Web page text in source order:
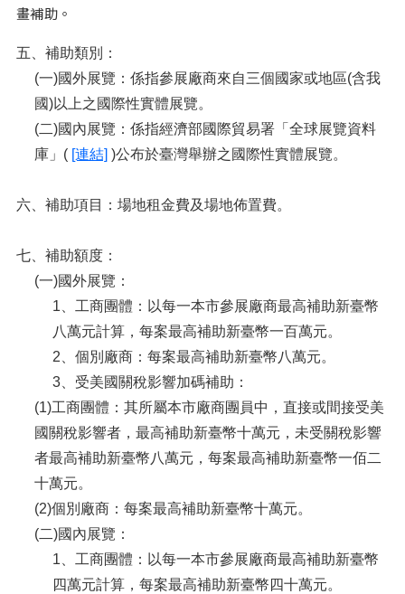
畫補助。
五、補助類別：
(一)國外展覽：係指參展廠商來自三個國家或地區(含我
國)以上之國際性實體展覽。
(二)國內展覽：係指經濟部國際貿易署「全球展覽資料
庫」( [連結] )公布於臺灣舉辦之國際性實體展覽。
六、補助項目：場地租金費及場地佈置費。
七、補助額度：
(一)國外展覽：
1、工商團體：以每一本市參展廠商最高補助新臺幣
八萬元計算，每案最高補助新臺幣一百萬元。
2、個別廠商：每案最高補助新臺幣八萬元。
3、受美國關稅影響加碼補助：
(1)工商團體：其所屬本市廠商團員中，直接或間接受美
國關稅影響者，最高補助新臺幣十萬元，未受關稅影響
者最高補助新臺幣八萬元，每案最高補助新臺幣一佰二
十萬元。
(2)個別廠商：每案最高補助新臺幣十萬元。
(二)國內展覽：
1、工商團體：以每一本市參展廠商最高補助新臺幣
四萬元計算，每案最高補助新臺幣四十萬元。